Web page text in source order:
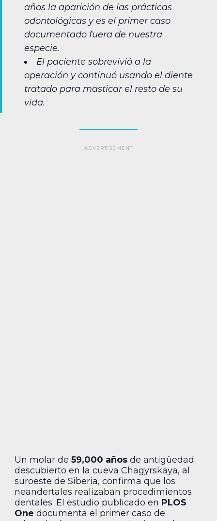
años la aparición de las prácticas
odontológicas y es el primer caso
documentado fuera de nuestra
especie.
El paciente sobrevivió a la
operación y continuó usando el diente
tratado para masticar el resto de su
vida.
Un molar de 59,000 años de antigüedad
descubierto en la cueva Chagyrskaya, al
suroeste de Siberia, confirma que los
neandertales realizaban procedimientos
dentales. El estudio publicado en PLOS
One documenta el primer caso de